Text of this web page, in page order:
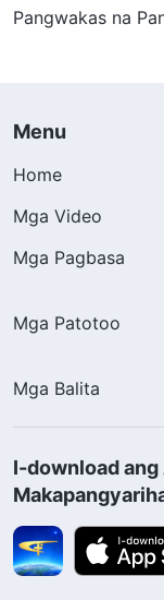
Pangwakas na
Menu
Home
Mga Video
Mga Pagbasa
Mga Patotoo
Mga Balita
I-download